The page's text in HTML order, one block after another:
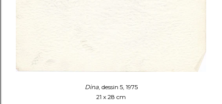
Dina, dessin 5, 1975
21 x 28 cm